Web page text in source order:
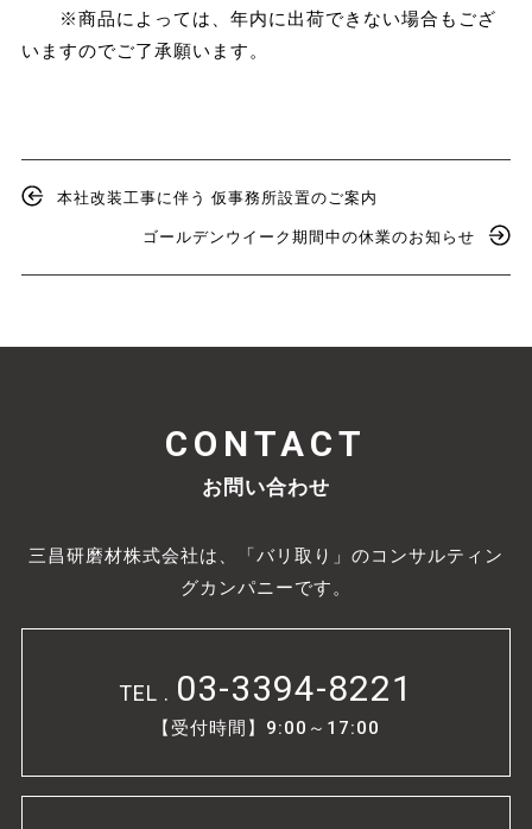
※商品によっては、年内に出荷できない場合もござ
いますのでご了承願います。
本社改装工事に伴う 仮事務所設置のご案内
ゴールデンウイーク期間中の休業のお知らせ
CONTACT
お問い合わせ
三昌研磨材株式会社は、「バリ取り」のコンサルティン
グカンパニーです。
TEL . 03-3394-8221
【受付時間】9:00～17:00